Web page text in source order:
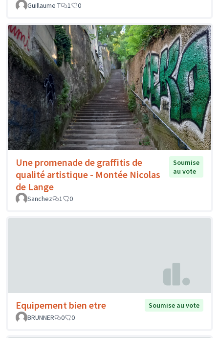
Guillaume T
1 0
Une promenade de graffitis de
qualité artistique - Montée Nicolas
de Lange
Soumise
au vote
Sanchez 1 0
Equipement bien etre
Soumise au vote
BRUNNER
0 0